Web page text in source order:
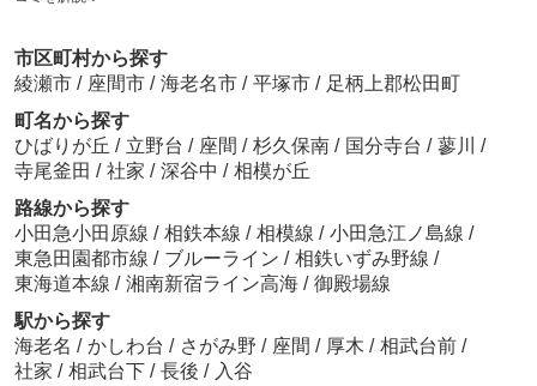
市区町村から探す
綾瀬市 / 座間市 / 海老名市 / 平塚市 / 足柄上郡松田町
町名から探す
ひばりが丘 / 立野台 / 座間 / 杉久保南 / 国分寺台 / 蓼川 /
寺尾釜田 / 社家 / 深谷中 / 相模が丘
路線から探す
小田急小田原線 / 相鉄本線 / 相模線 / 小田急江ノ島線 /
東急田園都市線 / ブルーライン / 相鉄いずみ野線 /
東海道本線 / 湘南新宿ライン高海 / 御殿場線
駅から探す
海老名 / かしわ台 / さがみ野 / 座間 / 厚木 / 相武台前 /
社家 / 相武台下 / 長後 / 入谷